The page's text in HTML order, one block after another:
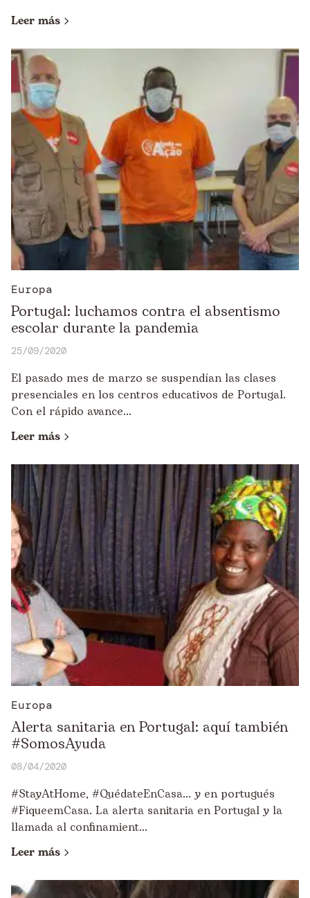
Leer más
Europa
Portugal: luchamos contra el absentismo
escolar durante la pandemia
25/09/2020
El pasado mes de marzo se suspendían las clases
presenciales en los centros educativos de Portugal.
Con el rápido avance...
Leer más
Europa
Alerta sanitaria en Portugal: aquí también
#SomosAyuda
08/04/2020
#StayAtHome, #QuédateEnCasa... y en portugués
#FiqueemCasa. La alerta sanitaria en Portugal y la
llamada al confinamient...
Leer más